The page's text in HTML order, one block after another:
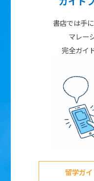
書店では手
マレー
完全ガイ
留学ガ